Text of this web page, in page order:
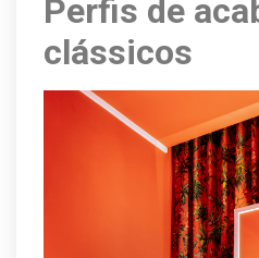
Perfis de
clássicos